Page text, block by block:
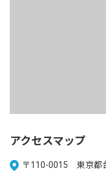
アクセスマップ
〒110-0015 東京都